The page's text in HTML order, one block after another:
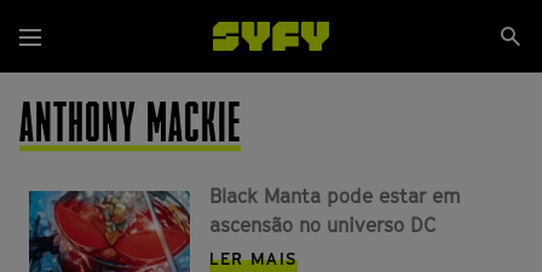
para
o
conteúdo
principal
Menu
ANTHONY MACKIE
Black Manta pode estar em
ascensão no universo DC
LER MAIS